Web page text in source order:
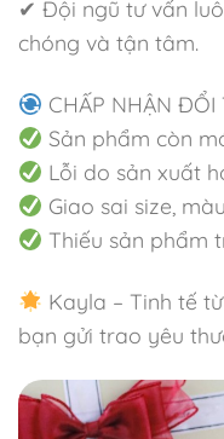
✔ Đội ngũ tư vấn
chóng và tận tâm.
CHẤP NHẬN ĐỔI
Sản phẩm còn
Lỗi do sản xuất
Giao sai size,
Thiếu sản phẩm
Kayla – Tinh tế
bạn gửi trao yêu